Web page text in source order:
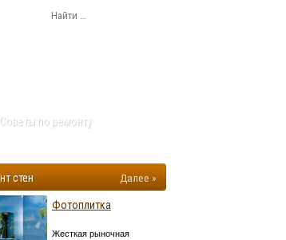
Советы по ремонту
стен Далее »
Фотоплитка
Жесткая рыночная